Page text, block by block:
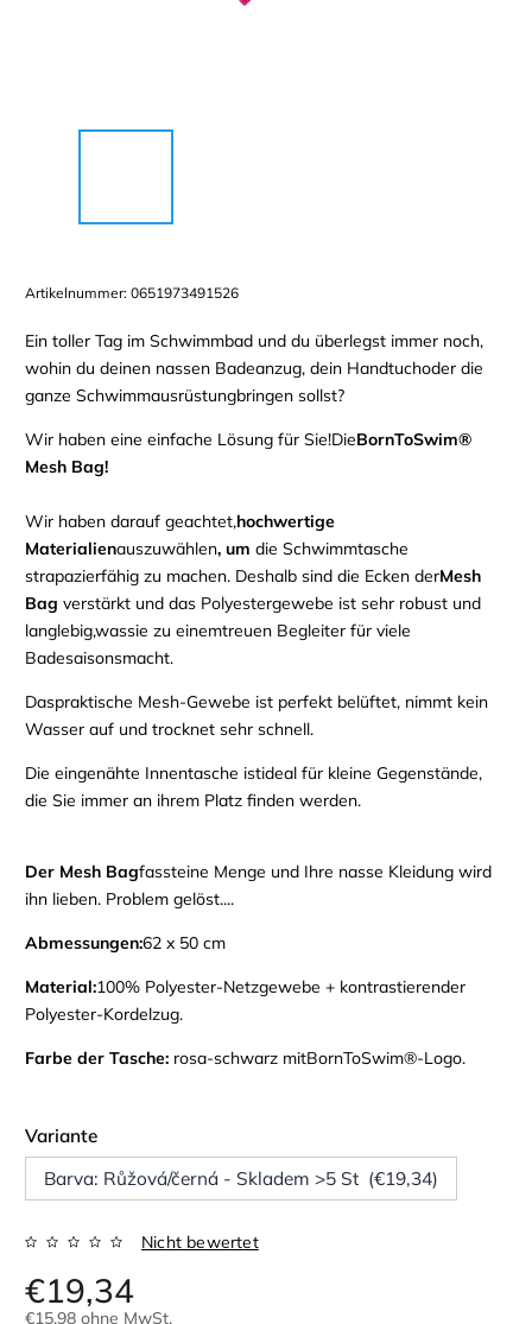
Artikelnummer: 0651973491526
Ein toller Tag im Schwimmbad und du überlegst immer noch,
wohin du deinen nassen Badeanzug, dein Handtuchoder die
ganze Schwimmausrüstungbringen sollst?
Wir haben eine einfache Lösung für Sie!DieBornToSwim®
Mesh Bag!
Wir haben darauf geachtet,hochwertige
Materialienauszuwählen, um die Schwimmtasche
strapazierfähig zu machen. Deshalb sind die Ecken derMesh
Bag verstärkt und das Polyestergewebe ist sehr robust und
langlebig,wassie zu einemtreuen Begleiter für viele
Badesaisonsmacht.
Daspraktische Mesh-Gewebe ist perfekt belüftet, nimmt kein
Wasser auf und trocknet sehr schnell.
Die eingenähte Innentasche istideal für kleine Gegenstände,
die Sie immer an ihrem Platz finden werden.
Der Mesh Bagfassteine Menge und Ihre nasse Kleidung wird
ihn lieben. Problem gelöst....
Abmessungen:62 x 50 cm
Material:100% Polyester-Netzgewebe + kontrastierender
Polyester-Kordelzug.
Farbe der Tasche: rosa-schwarz mitBornToSwim®-Logo.
Variante
Barva: Růžová/černá - Skladem >5 St (€19,34)
Nicht bewertet
€19,34
€15,98 ohne MwSt.